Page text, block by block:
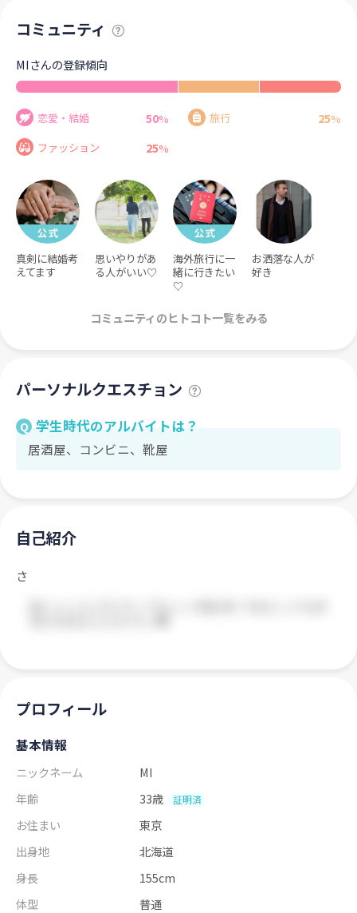
コミュニティ
MIさんの登録傾向
恋愛・結婚 50% 旅行 25%
ファッション
25%
真剣に結婚考
えてます
思いやりがあ
る人がいい♡
海外旅行に一
緒に行きたい
♡
お洒落な人が
好き
コミュニティのヒトコト一覧をみる
パーソナルクエスチョン
Q 学生時代のアルバイトは？
居酒屋、コンビニ、靴屋
自己紹介
さ
プロフィール
基本情報
ニックネーム
MI
年齢
33歳 証明済
お住まい
東京
出身地
北海道
身長
155cm
体型
普通